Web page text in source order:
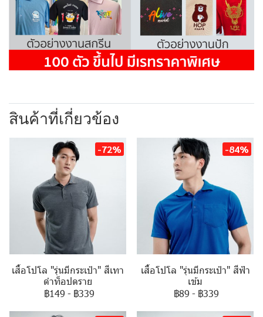
สินค้าที่เกี่ยวข้อง
-72%
เสื้อโปโล "รุ่นมีกระเป๋า" สีเทา
ดำท็อปดราย
฿149 - ฿339
-84%
เสื้อโปโล "รุ่นมีกระเป๋า" สีฟ้า
เข้ม
฿89 - ฿339